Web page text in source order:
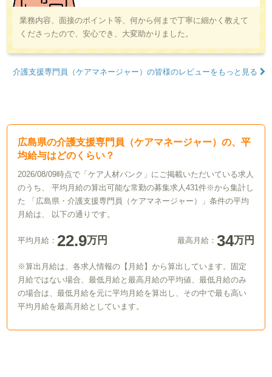
業務内容、面接のポイント等、何から何まで丁寧に細かく教えて
くださったので、安心でき、大変助かりました。
介護支援専門員（ケアマネージャー）の皆様のレビューをもっと見る
広島県の介護支援専門員（ケアマネージャー）の、平
均給与はどのくらい？
2026/08/09時点で「ケア人材バンク」にご掲載いただいている求人
のうち、 平均月給の算出可能な常勤の募集求人431件※から集計し
た 「広島県・介護支援専門員（ケアマネージャー）」条件の平均
月給は、 以下の通りです。
平均月給： 22.9万円 最高月給： 34万円
※算出月給は、各求人情報の【月給】から算出しています。固定
月給ではない場合、最低月給と最高月給の平均値、最低月給のみ
の場合は、最低月給を元に平均月給を算出し、その中で最も高い
平均月給を最高月給としています。